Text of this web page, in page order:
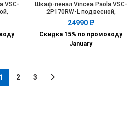
VSC-
Шкаф-пенал Vincea Paola VSC-
2P170RW-L подвесной,
1700*350*350, R.Wood, левый
24990 ₽
Скидка 15% по промокоду
January
1 2 3